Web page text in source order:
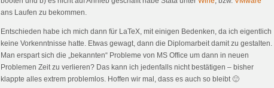
ans Laufen zu bekommen.
Entschieden habe ich mich dann für LaTeX, mit einigen Bedenken, da ich eigentlich
keine Vorkenntnisse hatte. Etwas gewagt, dann die Diplomarbeit damit zu gestalten.
Man erspart sich die „bekannten“ Probleme von MS Office um dann in neuen
Problemen Zeit zu verlieren? Das kann ich jedenfalls nicht bestätigen – bisher
klappte alles extrem problemlos. Hoffen wir mal, dass es auch so bleibt 🙂